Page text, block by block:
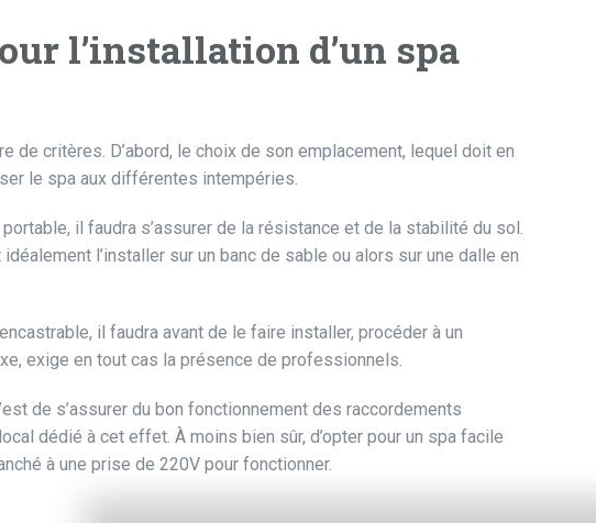
l’installation d’un spa
de critères. D’abord, le choix de son emplacement, lequel doit en
le spa aux différentes intempéries.
il faudra s’assurer de la résistance et de la stabilité du sol.
l’installer sur un banc de sable ou alors sur une dalle en
il faudra avant de le faire installer, procéder à un
exige en tout cas la présence de professionnels.
de s’assurer du bon fonctionnement des raccordements
dédié à cet effet. À moins bien sûr, d’opter pour un spa facile
à une prise de 220V pour fonctionner.